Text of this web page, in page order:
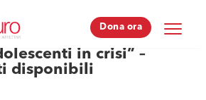
Dona ora
Dona ora
in crisi” –
disponibili